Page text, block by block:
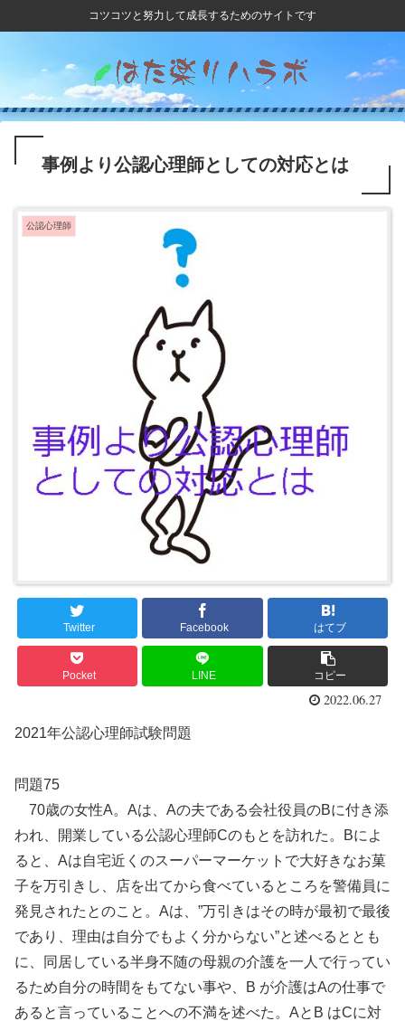
コツコツと努力して成長するためのサイトです
事例より公認心理師としての対応とは
公認心理師
Twitter Facebook はてブ
Pocket LINE コピー
2022.06.27
2021年公認心理師試験問題
問題75
70歳の女性A。Aは、Aの夫である会社役員のBに付き添
われ、開業している公認心理師Cのもとを訪れた。Bによ
ると、Aは自宅近くのスーパーマーケットで大好きなお菓
子を万引きし、店を出てから食べているところを警備員に
発見されたとのこと。Aは、”万引きはその時が最初で最後
であり、理由は自分でもよく分からない”と述べるととも
に、同居している半身不随の母親の介護を一人で行ってい
るため自分の時間をもてない事や、B が介護はAの仕事で
あると言っていることへの不満を述べた。AとB はCに対